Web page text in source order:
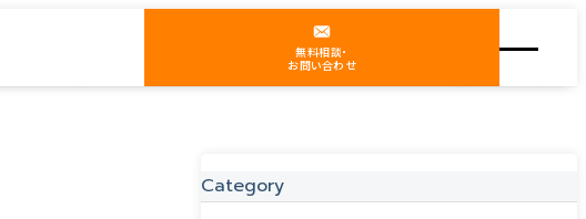
無料相談・
お問い合わせ
Category